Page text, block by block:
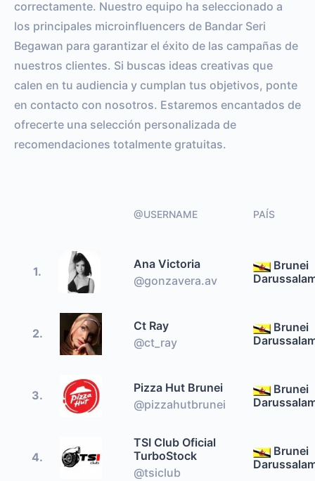
correctamente. Nuestro equipo ha seleccionado a
los principales microinfluencers de Bandar Seri
Begawan para garantizar el éxito de las campañas de
nuestros clientes. Si buscas ideas creativas que
calen en tu audiencia y cumplan tus objetivos, ponte
en contacto con nosotros. Estaremos encantados de
ofrecerte una selección personalizada de
recomendaciones totalmente gratuitas.
@USERNAME PAÍS
1.
Ana Victoria
@gonzavera.av
Brunei
2.
Ct Ray
@ct_ray
Brunei
3.
Pizza Hut Brunei
@pizzahutbrunei
Brunei
4.
TSI Club Oficial
TurboStock
@tsiclub
Brunei